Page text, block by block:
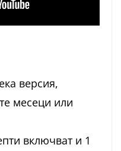
версия,
месеци или
включват и 1